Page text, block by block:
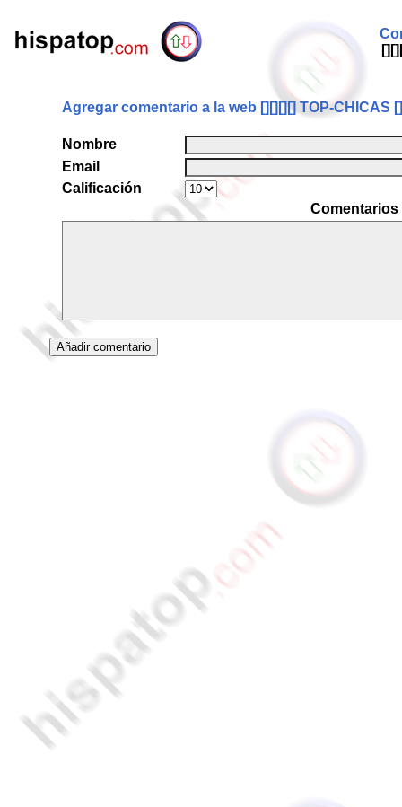
Agregar comentario a la web [][][][] TOP-CHICAS
Nombre
Email
Calificación
Comentarios